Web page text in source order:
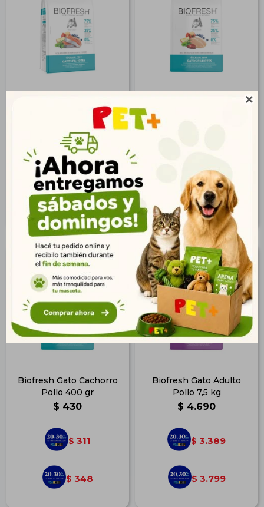

Salmon 7,5 Kg
$ 3.389
$ 3.799
Biofresh Gato Cachorro
$ 1.013
Biofresh Gato Cachorro
Pollo 400 gr
$ 430
$ 311
$ 348
Biofresh Gato Adulto
Pollo 7,5 kg
$ 4.690
$ 3.389
$ 3.799